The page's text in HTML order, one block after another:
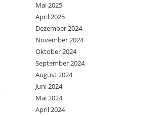
Mai 2025
April 2025
Dezember 2024
November 2024
Oktober 2024
September 2024
August 2024
Juni 2024
Mai 2024
April 2024